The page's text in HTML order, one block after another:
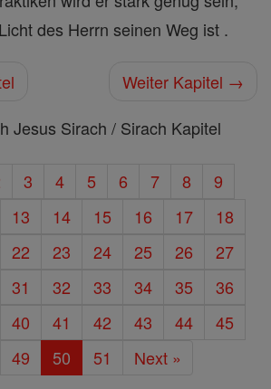
des Herrn seinen Weg ist .
Weiter Kapitel →
Jesus Sirach / Sirach Kapitel
3 4 5 6 7 8
9
13 14 15 16 17
18
22 23 24 25 26
27
31 32 33 34 35
36
40 41 42 43 44
45
49 50 51 Next »